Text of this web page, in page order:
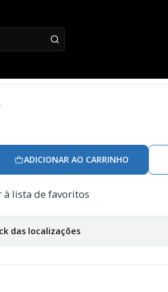
ADICIONAR AO CARRINHO
à lista de favoritos
das localizações